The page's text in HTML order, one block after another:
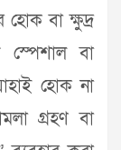
বা ক্ষুদ্র
বা
হোক না
গ্রহণ বা